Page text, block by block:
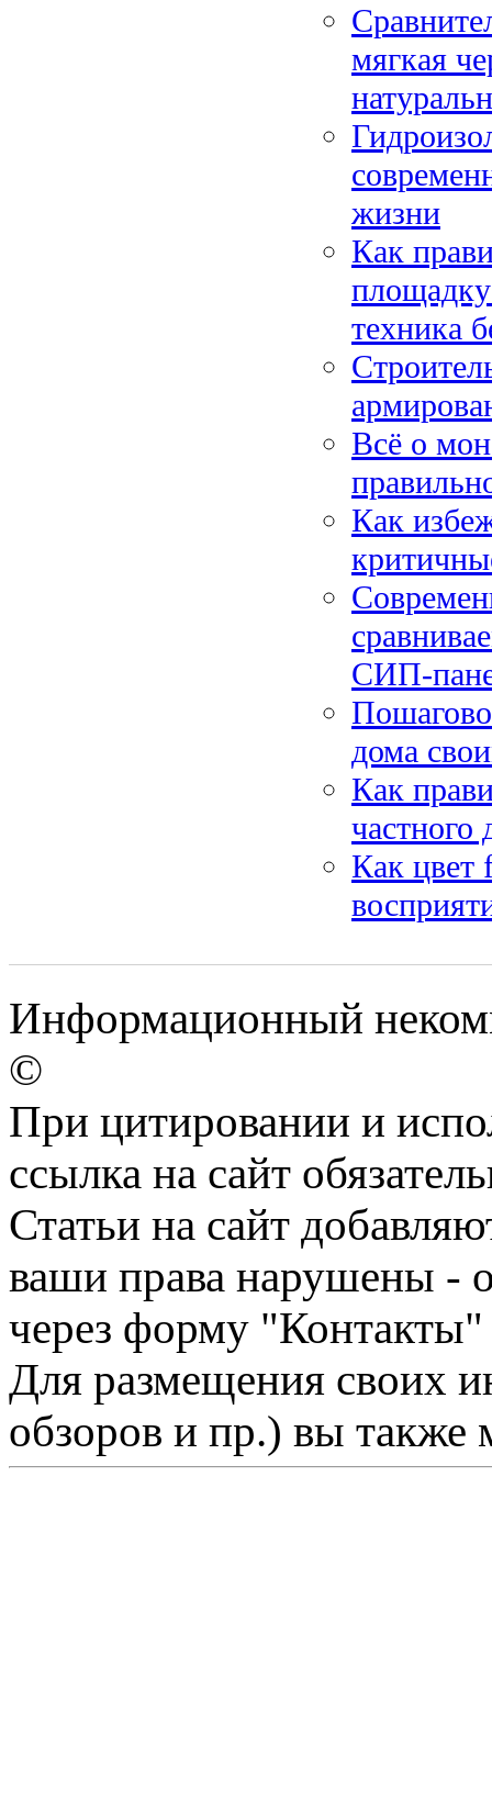
мягкая
жизни
Как
техника
Всё о
Как
СИП-
дома
Как
частного
Как цвет
Информационный
©
При цитировании и
ссылка на сайт
Статьи на сайт
ваши права нарушены -
через форму "Контакты"
Для размещения своих
обзоров и пр.) вы также